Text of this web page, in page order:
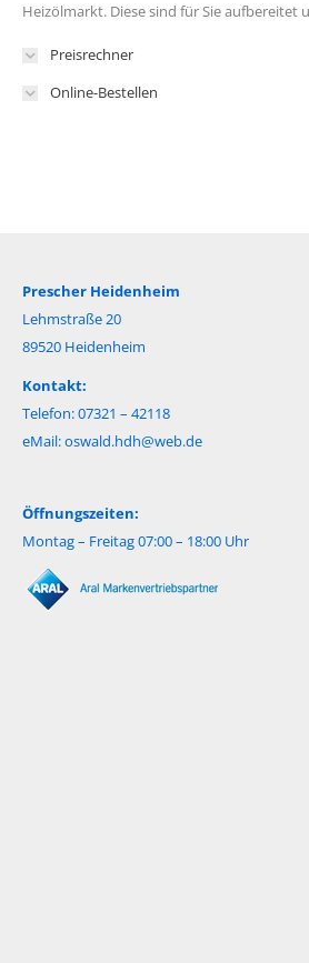
Heizölmarkt. Diese sind für Sie aufbereitet
Preisrechner
Online-Bestellen
Prescher Heidenheim
Lehmstraße 20
89520 Heidenheim
Kontakt:
Telefon: 07321 – 42118
eMail:oswald.hdh@web.de
Öffnungszeiten:
Montag – Freitag 07:00 – 18:00 Uhr